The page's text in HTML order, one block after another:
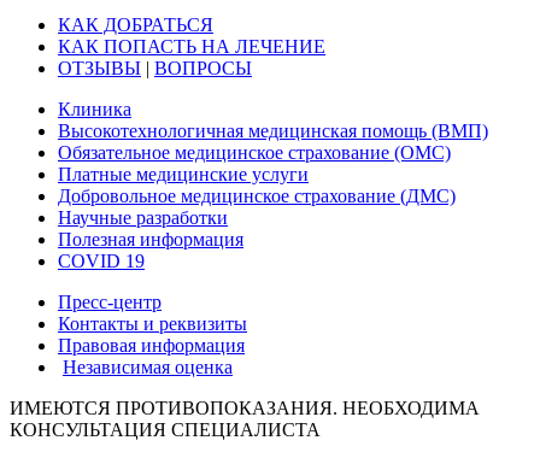
КАК ДОБРАТЬСЯ
КАК ПОПАСТЬ НА ЛЕЧЕНИЕ
ОТЗЫВЫ | ВОПРОСЫ
Клиника
Высокотехнологичная медицинская помощь (ВМП)
Обязательное медицинское страхование (ОМС)
Платные медицинские услуги
Добровольное медицинское страхование (ДМС)
Научные разработки
Полезная информация
COVID 19
Пресс-центр
Контакты и реквизиты
Правовая информация
Независимая оценка
ИМЕЮТСЯ ПРОТИВОПОКАЗАНИЯ. НЕОБХОДИМА
КОНСУЛЬТАЦИЯ СПЕЦИАЛИСТА